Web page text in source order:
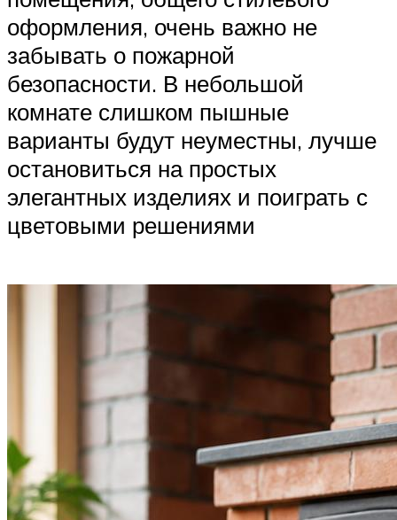
оформления, очень важно не
забывать о пожарной
безопасности. В небольшой
комнате слишком пышные
варианты будут неуместны, лучше
остановиться на простых
элегантных изделиях и поиграть с
цветовыми решениями